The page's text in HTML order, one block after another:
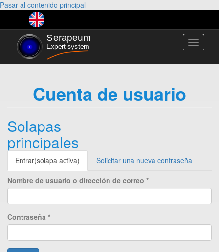
Pasar al contenido principal
Toggle
Cuenta de usuario
Solapas
principales
Entrar(solapa activa) Solicitar una nueva contraseña
Nombre de usuario o dirección de correo *
Contraseña *